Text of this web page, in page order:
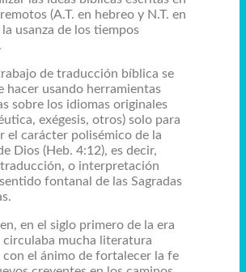
(A.T. en hebreo y N.T. en
la usanza de los tiempos
de traducción bíblica se
hacer usando herramientas
sobre los idiomas originales
exégesis, otros) solo para
el carácter polisémico de la
Dios (Heb. 4:12), es decir,
o interpretación
fontanal de las Sagradas
en el siglo primero de la era
circulaba mucha literatura
con el ánimo de fortalecer la fe